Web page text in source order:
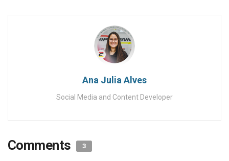
Ana Julia Alves
Social Media and Content Developer
Comments 3